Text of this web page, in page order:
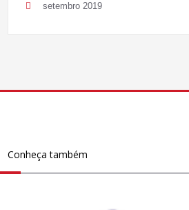
setembro 2019
Conheça também